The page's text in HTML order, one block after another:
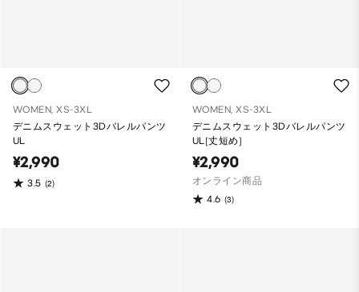
WOMEN, XS-3XL
デニムスウェット3Dバレルパンツ
UL
¥2,990
3.5 (2)
WOMEN, XS-3XL
デニムスウェット3Dバレルパンツ
UL(丈短め)
¥2,990
オンライン商品
4.6 (3)